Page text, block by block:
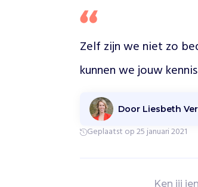
d
o
r
e
p
r
a
Zelf zijn we niet zo
kunnen we jouw
Door Liesbeth
Geplaatst op 25 januari 2021
Ken jij